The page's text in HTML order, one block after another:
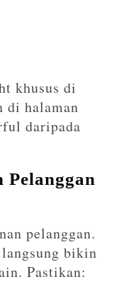
khusus di
di halaman
daripada
Pelanggan
pelanggan.
bikin
Pastikan: